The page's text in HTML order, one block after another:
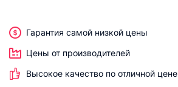
Гарантия самой низкой цены
Цены от производителей
Высокое качество по отличной цене